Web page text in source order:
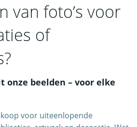
van foto’s voor
of
onze beelden – voor elke
voor uiteenlopende